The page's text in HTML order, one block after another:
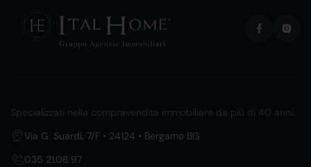
Specializzati nella compravendita immobiliare da più di 40 anni.
Via G. Suardi, 7/F • 24124 • Bergamo BG
035 21.08.97